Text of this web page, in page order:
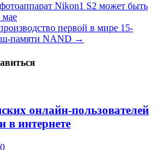
Nikon1 S2 может быть
мае
первой в мире 15-
памяти NAND →
онлайн-пользователей
в интернете
0